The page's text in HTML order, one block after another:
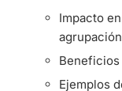
Impacto
agrupación
Beneficios
Ejemplos